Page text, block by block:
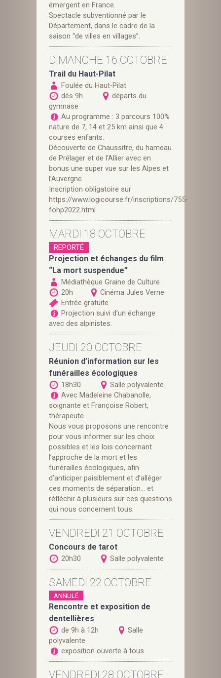
émergent en France.
Spectacle subventionné par le
Département, dans le cadre de la
saison “de villes en villages”.
DIMANCHE 16 OCTOBRE
Trail du Haut-Pilat
Foulée du Haut-Pilat
dès 9h
départs du
gymnase
Au programme : 3 parcours 100%
nature de 7, 14 et 25 km ainsi que 4
courses enfants.
Découverte de Chaussitre, du hameau
de Prélager et de l’Allier avec en
bonus une super vue sur les Alpes et
l’Auvergne.
Inscription obligatoire sur
https://www.logicourse.fr/inscriptions/755-
fohp2022.html
MARDI 18 OCTOBRE
REPORTÉ
Projection et échanges du film
“La mort suspendue”
Médiathèque Graine de Culture
20h
Cinéma Jules Verne
Entrée gratuite
Projection suivi d’un échange
avec des alpinistes.
JEUDI 20 OCTOBRE
Réunion d’information sur les
funérailles écologiques
18h30
Salle polyvalente
Avec Madeleine Chabanolle,
soignante et Françoise Robert,
thérapeute
Nous vous proposons une rencontre
pour vous informer sur les choix
possibles et les lois concernant
l’approche de la mort et les
funérailles écologiques, afin
d’anticiper paisiblement et d’alléger
ces moments de séparation… et
réfléchir à plusieurs sur ces questions
qui nous concernent tous.
VENDREDI 21 OCTOBRE
Concours de tarot
20h30 Salle polyvalente
SAMEDI 22 OCTOBRE
ANNULÉ
Rencontre et exposition de
dentellières
de 9h à 12h
Salle
polyvalente
exposition ouverte à tous
VENDREDI 28 OCTOBRE